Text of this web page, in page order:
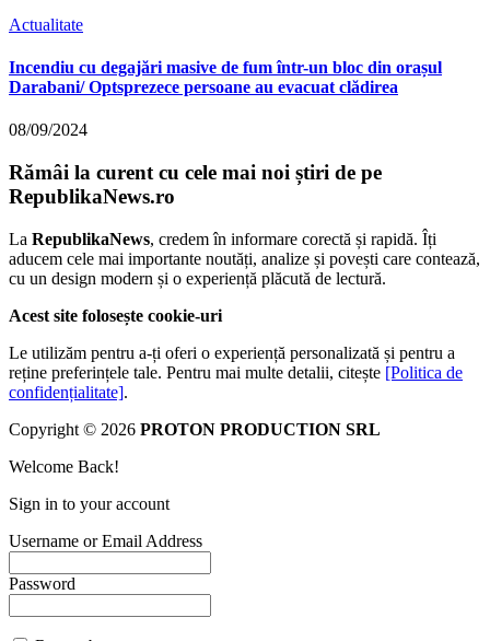
Actualitate
Incendiu cu degajări masive de fum într-un bloc din orașul
Darabani/ Optsprezece persoane au evacuat clădirea
08/09/2024
Rămâi la curent cu cele mai noi știri de pe
RepublikaNews.ro
La RepublikaNews, credem în informare corectă și rapidă. Îți
aducem cele mai importante noutăți, analize și povești care contează,
cu un design modern și o experiență plăcută de lectură.
Acest site folosește cookie-uri
Le utilizăm pentru a-ți oferi o experiență personalizată și pentru a
reține preferințele tale. Pentru mai multe detalii, citește [Politica de
confidențialitate].
Copyright © 2026 PROTON PRODUCTION SRL
Welcome Back!
Sign in to your account
Username or Email Address
Password